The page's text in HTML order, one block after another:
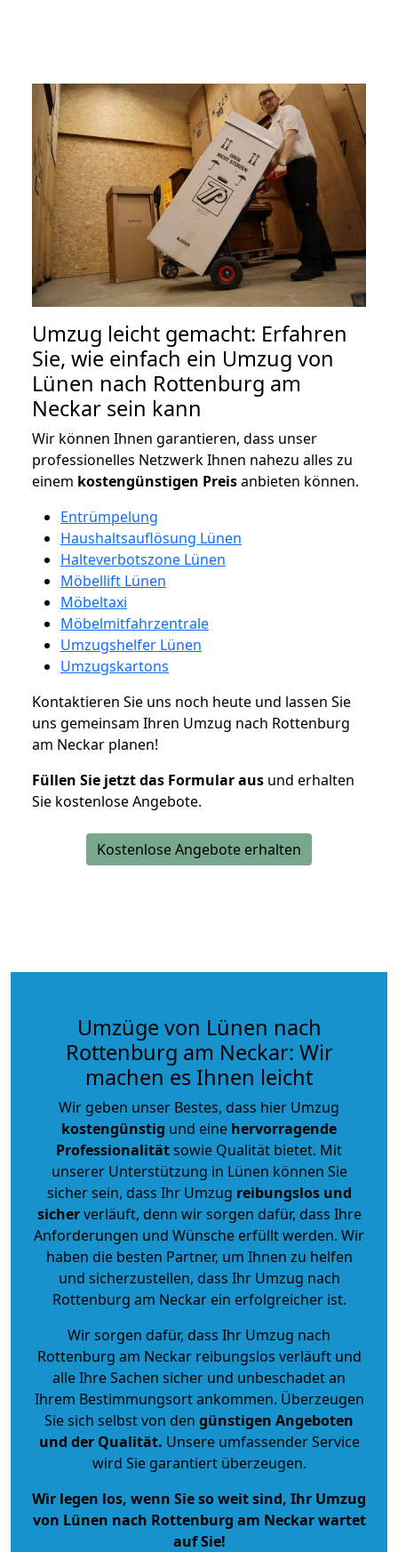
Umzug leicht gemacht: Erfahren
Sie, wie einfach ein Umzug von
Lünen nach Rottenburg am
Neckar sein kann
Wir können Ihnen garantieren, dass unser
professionelles Netzwerk Ihnen nahezu alles zu
einem kostengünstigen Preisanbieten können.
Entrümpelung
Haushaltsauflösung Lünen
Halteverbotszone Lünen
Möbellift Lünen
Möbeltaxi
Möbelmitfahrzentrale
Umzugshelfer Lünen
Umzugskartons
Kontaktieren Sie uns noch heute und lassen Sie
uns gemeinsam Ihren Umzug nach Rottenburg
am Neckar planen!
Füllen Sie jetzt das Formular aus und erhalten
Sie kostenlose Angebote.
Kostenlose Angebote erhalten
Umzüge von Lünen nach
Rottenburg am Neckar: Wir
machen es Ihnen leicht
Wir geben unser Bestes, dass hier Umzug
kostengünstig und eine hervorragende
Professionalitätsowie Qualität bietet. Mit
unserer Unterstützung in Lünen können Sie
sicher sein, dass Ihr Umzug reibungslos und
sicherverläuft, denn wir sorgen dafür, dass Ihre
Anforderungen und Wünsche erfüllt werden. Wir
haben die besten Partner, um Ihnen zu helfen
und sicherzustellen, dass Ihr Umzug nach
Rottenburg am Neckar ein erfolgreicher ist.
Wir sorgen dafür, dass Ihr Umzug nach
Rottenburg am Neckar reibungslos verläuft und
alle Ihre Sachen sicher und unbeschadet an
Ihrem Bestimmungsort ankommen. Überzeugen
Sie sich selbst von den günstigen Angeboten
und der Qualität. Unsere umfassender Service
wird Sie garantiert überzeugen.
Wir legen los, wenn Sie so weit sind, Ihr Umzug
von Lünen nach Rottenburg am Neckar wartet
auf Sie!